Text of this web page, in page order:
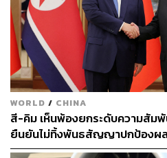
3.เจฟฟรีย์ ฟาวล์ (Jeffrey
เดือน และถูกตั้งข้อหาอาชญากร
ปล่อยตัวแล้วในเดือนตุลาคม ปี
4.
เมอร์ริลล์ นิวแมน (Merrill
เกาหลี ถูกกักตัวในเดือนตุลาคม
เป็นปรปักษ์ต่อรัฐเช่นกัน แต่ถูกป
ปีเดียวกัน
Hard Labour Camp คืออะไร
WORLD / CHINA
สี-คิม เห็นพ้องยกระดับความสัม
ยืนยันไม่ทิ้งพันธสัญญาปกป้องผล